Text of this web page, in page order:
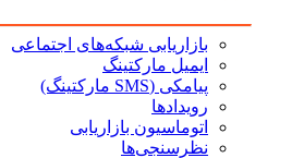
بازاریابی شبکه‌های اجتماعی
ایمیل مارکتینگ
پیامکی (SMS مارکتینگ)
رویدادها
اتوماسیون بازاریابی
نظرسنجی‌ها